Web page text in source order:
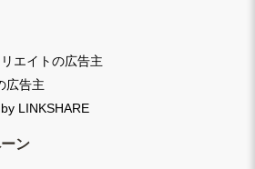
エイトの広告主
広告主
LINKSHARE
ン